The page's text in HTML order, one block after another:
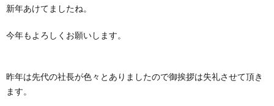
て
新年あけてましたね。
今年もよろしくお願いします。
昨年は先代の社長が色々とありましたので御挨拶は失礼させて頂き
ます。